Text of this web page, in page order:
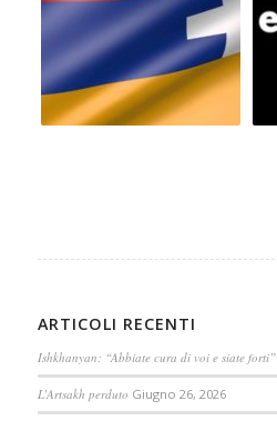
ARTICOLI RECENTI
Ishkhanyan: “Abbiate cura di voi e siate forti”
L’Artsakh perduto Giugno 26, 2026